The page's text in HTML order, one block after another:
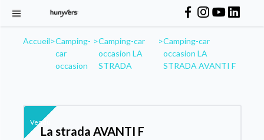
Accueil>Camping-
car
occasion
>Camping-car
occasion LA
STRADA
>Camping-car
occasion LA
STRADA AVANTI F
Vendu
La strada AVANTI F